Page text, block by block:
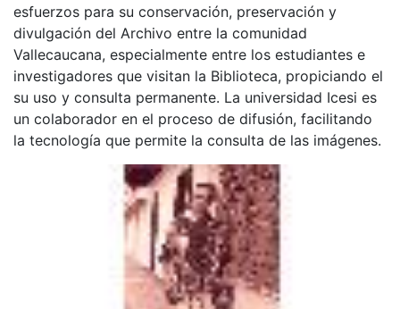
esfuerzos para su conservación, preservación y
divulgación del Archivo entre la comunidad
Vallecaucana, especialmente entre los estudiantes e
investigadores que visitan la Biblioteca, propiciando el
su uso y consulta permanente. La universidad Icesi es
un colaborador en el proceso de difusión, facilitando
la tecnología que permite la consulta de las imágenes.